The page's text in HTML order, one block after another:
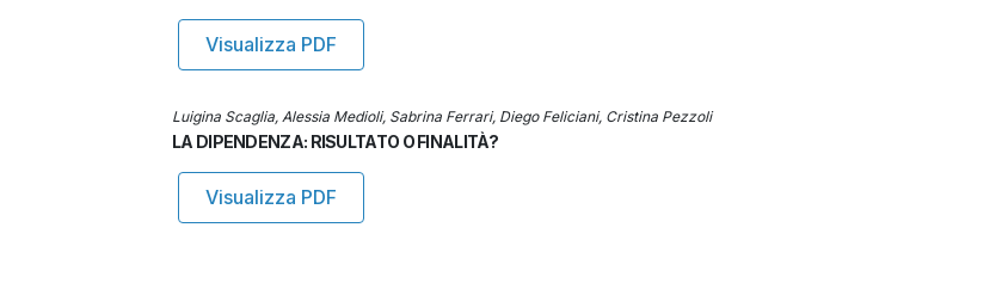
Visualizza PDF
Luigina Scaglia, Alessia Medioli, Sabrina Ferrari, Diego Feliciani, Cristina Pezzoli
LA DIPENDENZA: RISULTATO O FINALITÀ?
Visualizza PDF